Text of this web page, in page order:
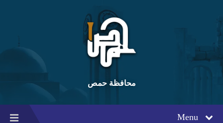
content
main
navigation
footer
محافظة حمص
Menu